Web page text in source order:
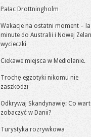
Pałac Drottningholm
Wakacje na ostatni moment –
minute do Australii i Nowej
wycieczki
Ciekawe miejsca w Mediolanie.
Trochę egzotyki nikomu nie
zaszkodzi
Odkrywaj Skandynawię: Co
zobaczyć w Danii?
Turystyka rozrywkowa